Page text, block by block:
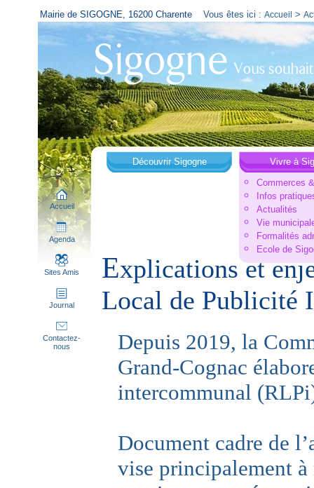
Mairie de SIGOGNE, 16200 Charente Vous êtes ici : Accueil >
Accueil
Agenda
Sites Amis
Journal
Contactez-
nous
Découvrir Sigogne
Vivre à
Commerces
Infos
Actualités
Vie
Formalités
Ecole de
Explications et
Local de Publicité
Depuis 2019, la
Grand-Cognac
intercommunal
Document cadre de
vise principalement